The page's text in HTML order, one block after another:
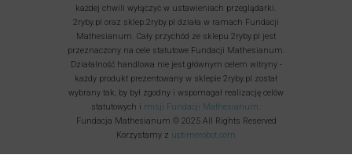
każdej chwili wyłączyć w ustawieniach przeglądarki.
2ryby.pl oraz sklep.2ryby.pl działa w ramach Fundacji
Mathesianum. Cały przychód ze sklepu 2ryby.pl jest
przeznaczony na cele statutowe Fundacji Mathesianum.
Działalność handlowa nie jest głównym celem witryny -
każdy produkt prezentowany w sklepie 2ryby.pl został
wybrany tak, by był zgodny i wspomagał realizację celów
statutowych i misji Fundacji Mathesianum
Fundacja Mathesianum © 2025 All Rights Reserved
Korzystamy z uptimerobot.com